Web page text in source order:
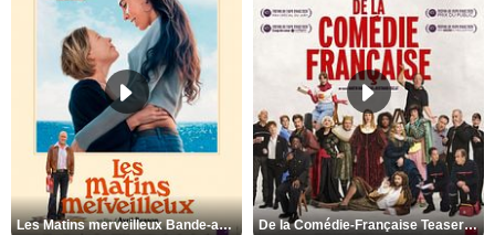
Les Matins merveilleux Bande-annonce VF De la Comédie-Française Teaser VF